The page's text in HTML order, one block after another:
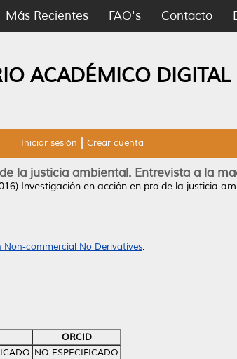
Más Recientes FAQ's Contacto
ACADÉMICO DIGITAL
Iniciar sesión Crear cuenta
la justicia ambiental. Entrevista a la
Investigación en acción en pro de la justicia
commercial No Derivatives.
ORCID
NO ESPECIFICADO